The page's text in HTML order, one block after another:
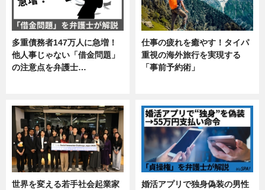
多重債務者147万人に急増！
他人事じゃない「借金問題」
の注意点を弁護士…
仕事の疲れを癒やす！タイパ
重視の海外旅行を実現する
「事前予約術」
世界を変える若手社会起業家
婚活アプリで独身偽装の男性